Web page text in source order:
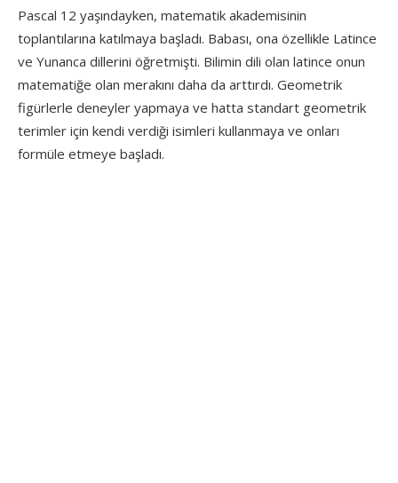
Pascal 12 yaşındayken, matematik akademisinin
toplantılarına katılmaya başladı. Babası, ona özellikle Latince
ve Yunanca dillerini öğretmişti. Bilimin dili olan latince onun
matematiğe olan merakını daha da arttırdı. Geometrik
figürlerle deneyler yapmaya ve hatta standart geometrik
terimler için kendi verdiği isimleri kullanmaya ve onları
formüle etmeye başladı.